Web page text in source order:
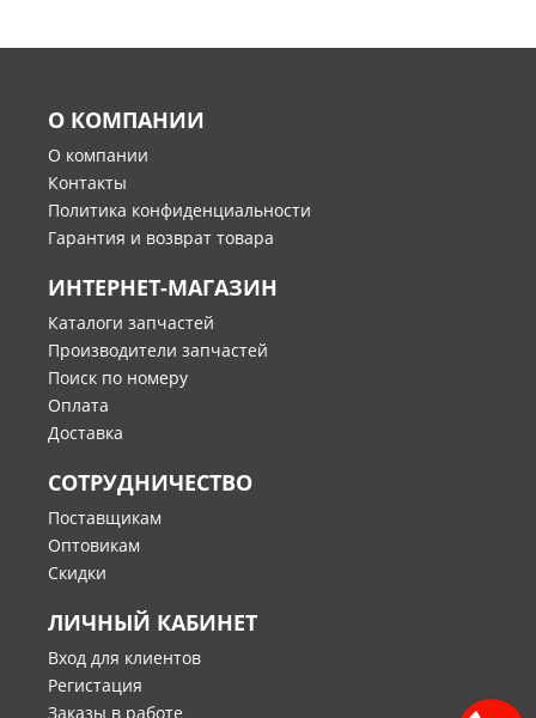
О КОМПАНИИ
О компании
Контакты
Политика конфиденциальности
Гарантия и возврат товара
ИНТЕРНЕТ-МАГАЗИН
Каталоги запчастей
Производители запчастей
Поиск по номеру
Оплата
Доставка
СОТРУДНИЧЕСТВО
Поставщикам
Оптовикам
Скидки
ЛИЧНЫЙ КАБИНЕТ
Вход для клиентов
Регистация
Заказы в работе